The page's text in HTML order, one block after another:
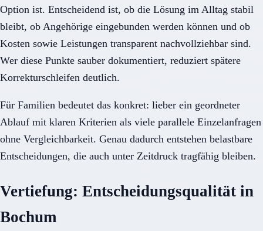
Option ist. Entscheidend ist, ob die Lösung im Alltag stabil
bleibt, ob Angehörige eingebunden werden können und ob
Kosten sowie Leistungen transparent nachvollziehbar sind.
Wer diese Punkte sauber dokumentiert, reduziert spätere
Korrekturschleifen deutlich.
Für Familien bedeutet das konkret: lieber ein geordneter
Ablauf mit klaren Kriterien als viele parallele Einzelanfragen
ohne Vergleichbarkeit. Genau dadurch entstehen belastbare
Entscheidungen, die auch unter Zeitdruck tragfähig bleiben.
Vertiefung: Entscheidungsqualität in
Bochum